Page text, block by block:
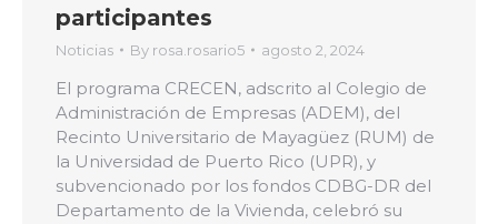
participantes
Noticias By rosa.rosario5 agosto 2, 2024
El programa CRECEN, adscrito al Colegio de
Administración de Empresas (ADEM), del
Recinto Universitario de Mayagüez (RUM) de
la Universidad de Puerto Rico (UPR), y
subvencionado por los fondos CDBG-DR del
Departamento de la Vivienda, celebró su